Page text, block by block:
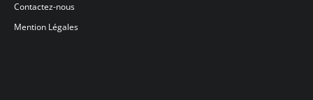
Contactez-nous
Mention Légales